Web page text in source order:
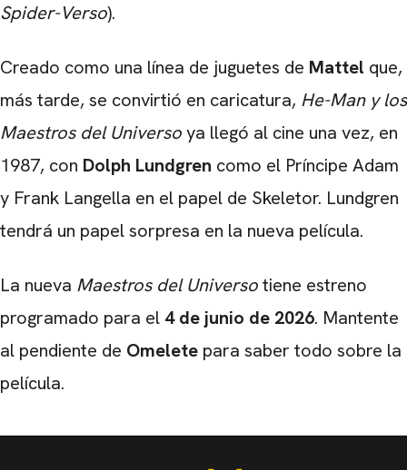
Spider-Verso).
Creado como una línea de juguetes de Mattel que,
más tarde, se convirtió en caricatura, He-Man y los
Maestros del Universoya llegó al cine una vez, en
1987, con Dolph Lundgren como el Príncipe Adam
y Frank Langella en el papel de Skeletor. Lundgren
tendrá un papel sorpresa en la nueva película.
La nueva Maestros del Universotiene estreno
programado para el 4 de junio de 2026. Mantente
al pendiente de Omelete para saber todo sobre la
película.